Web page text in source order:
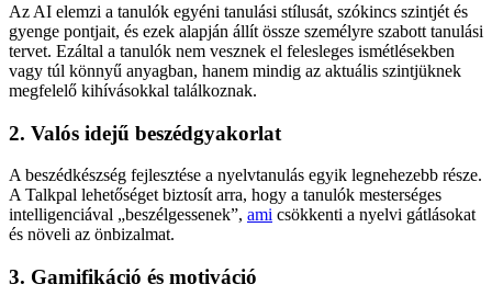
Az AI elemzi a tanulók egyéni tanulási stílusát, szókincs szintjét és
gyenge pontjait, és ezek alapján állít össze személyre szabott tanulási
tervet. Ezáltal a tanulók nem vesznek el felesleges ismétlésekben
vagy túl könnyű anyagban, hanem mindig az aktuális szintjüknek
megfelelő kihívásokkal találkoznak.
2. Valós idejű beszédgyakorlat
A beszédkészség fejlesztése a nyelvtanulás egyik legnehezebb része.
A Talkpal lehetőséget biztosít arra, hogy a tanulók mesterséges
intelligenciával „beszélgessenek”, ami csökkenti a nyelvi gátlásokat
és növeli az önbizalmat.
3. Gamifikáció és motiváció